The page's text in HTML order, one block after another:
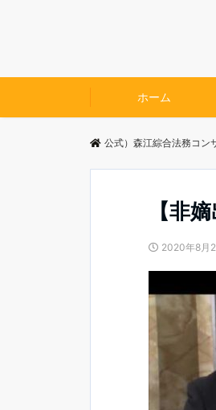
ホーム
公式）森江綜合法務コン
【非
2020年8月